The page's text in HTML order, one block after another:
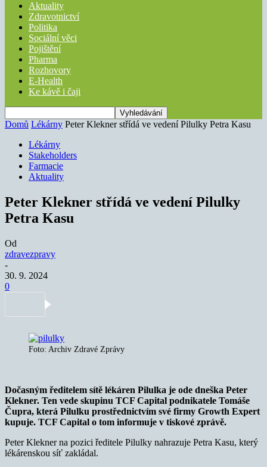
Aktuality
Zdravotnictví
Politika
Sociální věci
Pojištění
Pharma
Rozhovory
E-Health
Ke kávě i čaji
Domů Lékárny Peter Klekner střídá ve vedení Pilulky Petra Kasu
Lékárny
Stakeholders
Farmacie
Aktuality
Peter Klekner střídá ve vedení Pilulky
Petra Kasu
Od
zdravezpravy
-
30. 9. 2024
0
Foto: Archiv Zdravé Zprávy
Dočasným ředitelem sítě lékáren Pilulka je ode dneška Peter
Klekner. Ten vede skupinu TCF Capital podnikatele Tomáše
Čupra, která Pilulku prostřednictvím své firmy Growth Expert
kupuje. TCF Capital o tom informuje v tiskové zprávě.
Peter Klekner na pozici ředitele Pilulky nahrazuje Petra Kasu, který
lékárenskou síť zakládal.